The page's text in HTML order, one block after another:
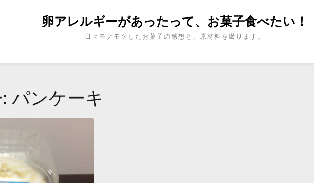
卵アレルギーがあったって、お菓子食べたい！
日々モグモグしたお菓子の感想と、原材料を綴ります。
パンケーキ